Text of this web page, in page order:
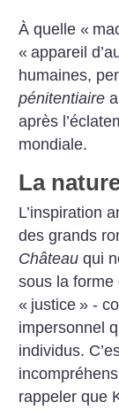
À quelle «
« appareil
humaines,
pénitentiaire
après
mondiale.
La
L’inspiration
des grands
Château qui
sous la forme
« justice » -
impersonnel
individus.
rappeler que